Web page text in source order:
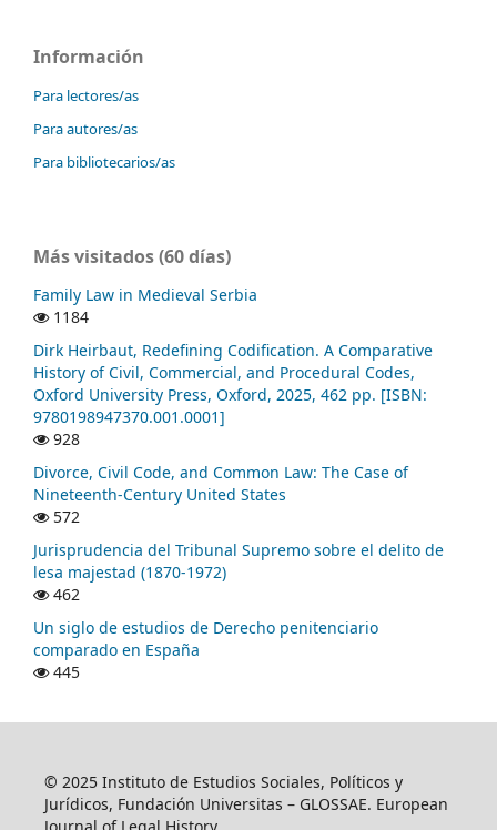
Información
Para lectores/as
Para autores/as
Para bibliotecarios/as
Más visitados (60 días)
Family Law in Medieval Serbia
1184
Dirk Heirbaut, Redefining Codification. A Comparative
History of Civil, Commercial, and Procedural Codes,
Oxford University Press, Oxford, 2025, 462 pp. [ISBN:
9780198947370.001.0001]
928
Divorce, Civil Code, and Common Law: The Case of
Nineteenth-Century United States
572
Jurisprudencia del Tribunal Supremo sobre el delito de
lesa majestad (1870-1972)
462
Un siglo de estudios de Derecho penitenciario
comparado en España
445
© 2025 Instituto de Estudios Sociales, Políticos y
Jurídicos, Fundación Universitas – GLOSSAE. European
Journal of Legal History